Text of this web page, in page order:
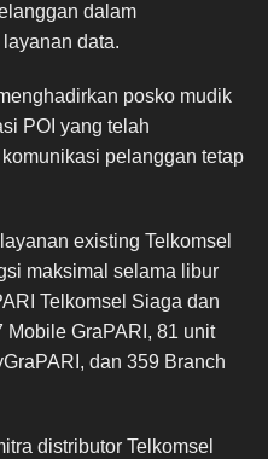
dalam
data.
posko mudik
POI yang telah
pelanggan tetap
existing Telkomsel
maksimal selama libur
Telkomsel Siaga dan
Mobile GraPARI, 81 unit
dan 359 Branch
distributor Telkomsel